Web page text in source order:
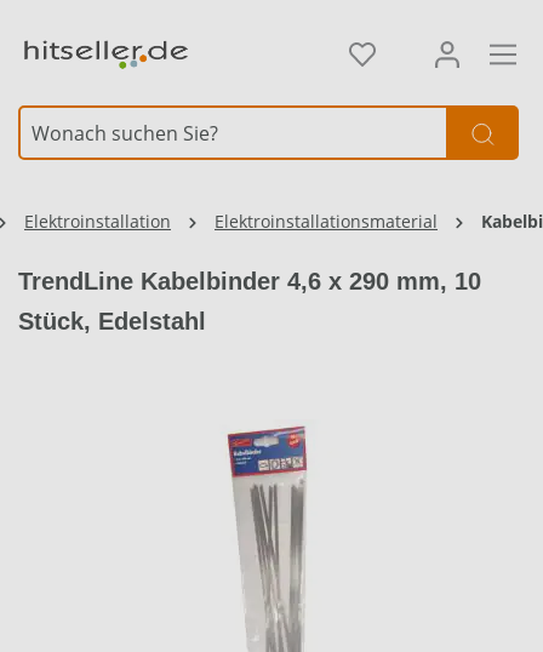
Elektroinstallation Elektroinstallationsmaterial
TrendLine Kabelbinder 4,6 x 290 mm, 10
Stück, Edelstahl